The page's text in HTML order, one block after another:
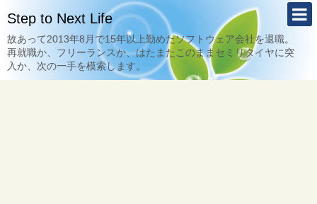
Step to Next Life
故あって2013年8月で15年以上勤めたソフトウェア会社を退職。
再就職か、フリーランスか、はたまたこのままセミリタイヤに突
入か、次の一手を模索します。